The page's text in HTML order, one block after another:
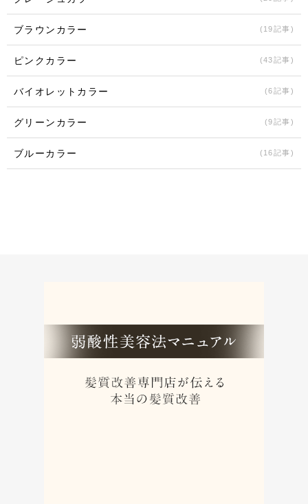
ブラウンカラー (19記事)
ピンクカラー (43記事)
バイオレットカラー (6記事)
グリーンカラー (9記事)
ブルーカラー (16記事)